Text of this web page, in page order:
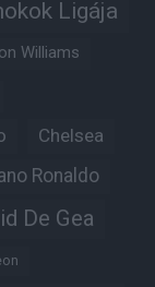
Ligája
Williams
Chelsea
Ronaldo
De Gea